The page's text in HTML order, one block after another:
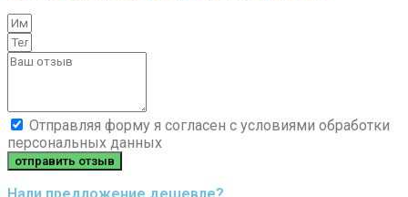
Отправляя форму я согласен с условиями обработки
персональных данных
отправить отзыв
Нали предложение дешевле?